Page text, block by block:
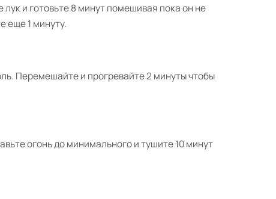
и готовьте 8 минут помешивая пока он не
еще 1 минуту.
Перемешайте и прогревайте 2 минуты чтобы
огонь до минимального и тушите 10 минут